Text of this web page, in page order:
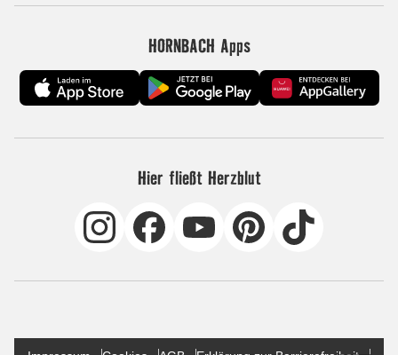
HORNBACH Apps
Hier fließt Herzblut